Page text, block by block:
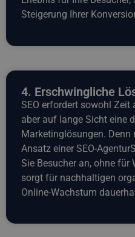
Steigerung Ihrer
4. Erschwingliche
SEO erfordert sowohl Zeit
aber auf lange Sicht eine
Marketinglösungen.
Ansatz einer SEO-
Sie Besucher an, ohne für
sorgt für nachhaltigen
Online-Wachstum